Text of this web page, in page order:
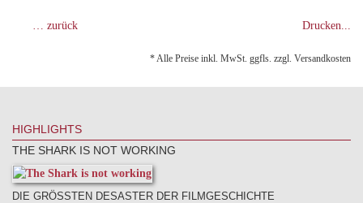
… zurück Drucken...
* Alle Preise inkl. MwSt. ggfls. zzgl. Versandkosten
HIGHLIGHTS
THE SHARK IS NOT WORKING
DIE GRÖSSTEN DESASTER DER FILMGESCHICHTE